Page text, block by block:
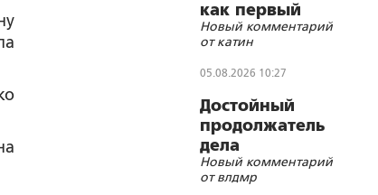
как первый
помощник
реабилитолога
Новый комментарий
от катин
05.08.2026 10:27
Достойный
продолжатель
дела
Губельмана-
Ярославского
Новый комментарий
от влдмр